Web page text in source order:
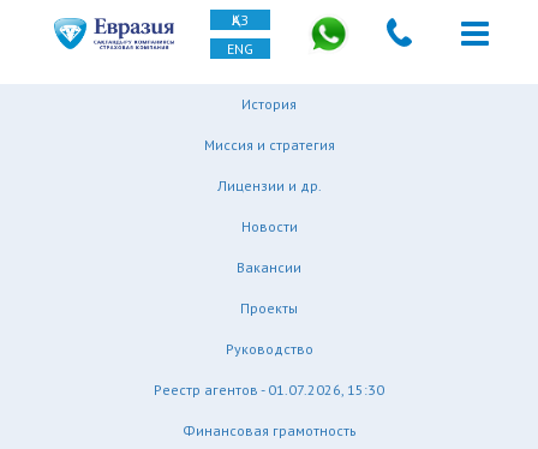
ҚАЗ
ENG
История
Миссия и стратегия
Лицензии и др.
Новости
Вакансии
Проекты
Руководство
Реестр агентов - 01.07.2026, 15:30
Финансовая грамотность